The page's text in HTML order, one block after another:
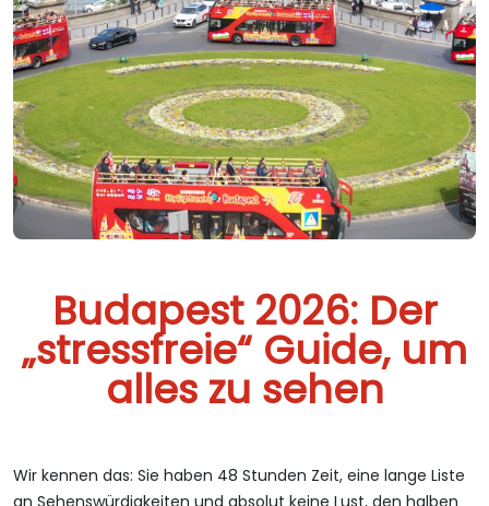
Budapest 2026: Der
„stressfreie“ Guide, um
alles zu sehen
Wir kennen das: Sie haben 48 Stunden Zeit, eine lange Liste
an Sehenswürdigkeiten und absolut keine Lust, den halben